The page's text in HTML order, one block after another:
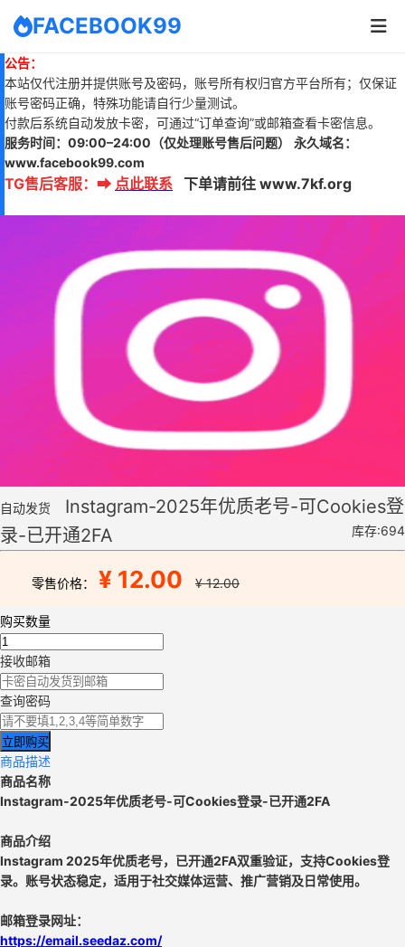
FACEBOOK99
公告：
本站仅代注册并提供账号及密码，账号所有权归官方平台所有；仅保证
账号密码正确，特殊功能请自行少量测试。
付款后系统自动发放卡密，可通过“订单查询”或邮箱查看卡密信息。
服务时间： 09:00–24:00 （仅处理账号售后问题）
永久域名：
www.facebook99.com
TG售后客服： ➡ 点此联系 下单请前往 www.7kf.org
自动发货
Instagram-2025年优质老号-可Cookies登
录-已开通2FA
库存:694
零售价格： ¥ 12.00 ¥ 12.00
购买数量
接收邮箱
查询密码
立即购买
商品描述
商品名称
Instagram-2025年优质老号-可Cookies登录-已开通2FA
商品介绍
Instagram 2025年优质老号，已开通2FA双重验证，支持Cookies登
录。账号状态稳定，适用于社交媒体运营、推广营销及日常使用。
邮箱登录网址：
https://email.seedaz.com/